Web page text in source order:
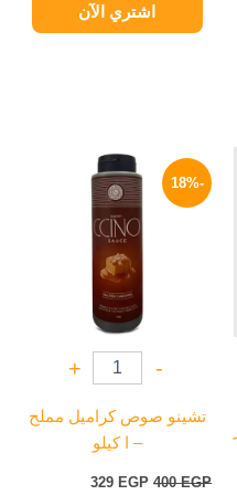
اشتري الآن
-18%
-
+
تشينو صوص كراميل مملح
– ا كيلو
400EGP
السعر
الأصلي
هو:
400 EGP.
329 EGP
الحالي
هو: